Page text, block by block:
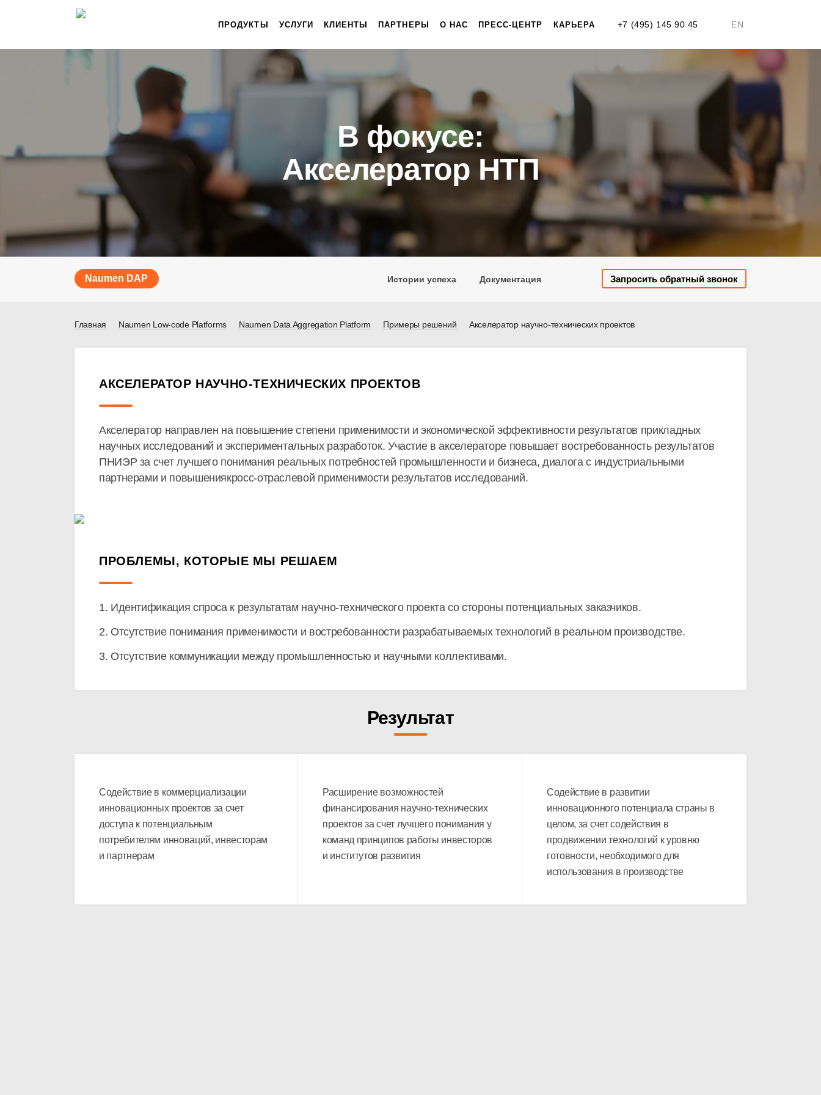
+7 (495) 145 90 45 EN
ПРОДУКТЫ УСЛУГИ КЛИЕНТЫ ПАРТНЕРЫ О НАС ПРЕСС-ЦЕНТР КАРЬЕРА
В фокусе:
Акселератор НТП
Истории успеха Документация Запросить обратный звонок
Naumen DAP
Главная Naumen Low-code Platforms Naumen Data Aggregation Platform Примеры решений Акселератор научно-технических проектов
АКСЕЛЕРАТОР НАУЧНО-ТЕХНИЧЕСКИХ ПРОЕКТОВ
Акселератор направлен на повышение степени применимости и экономической эффективности результатов прикладных
научных исследований и экспериментальных разработок. Участие в акселераторе повышает востребованность результатов
ПНИЭР за счет лучшего понимания реальных потребностей промышленности и бизнеса, диалога с индустриальными
партнерами и повышениякросс-отраслевой применимости результатов исследований.
ПРОБЛЕМЫ, КОТОРЫЕ МЫ РЕШАЕМ
1. Идентификация спроса к результатам научно-технического проекта со стороны потенциальных заказчиков.
2. Отсутствие понимания применимости и востребованности разрабатываемых технологий в реальном производстве.
3. Отсутствие коммуникации между промышленностью и научными коллективами.
Результат
Содействие в коммерциализации
инновационных проектов за счет
доступа к потенциальным
потребителям инноваций, инвесторам
и партнерам
Расширение возможностей
финансирования научно-технических
проектов за счет лучшего понимания у
команд принципов работы инвесторов
и институтов развития
Содействие в развитии
инновационного потенциала страны в
целом, за счет содействия в
продвижении технологий к уровню
готовности, необходимого для
использования в производстве